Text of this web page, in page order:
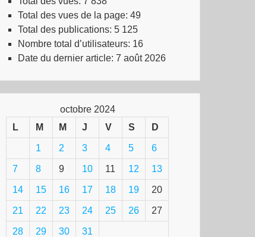
Total des vues de la page: 49
Total des publications: 5 125
Nombre total d’utilisateurs: 16
Date du dernier article: 7 août 2026
octobre 2024
L
M M J V S D
1 2 3 4 5 6
7 8 9 10 11 12 13
14 15 16 17 18 19 20
21 22 23 24 25 26 27
28 29 30 31